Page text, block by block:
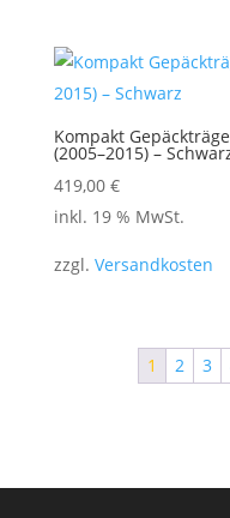
Kompakt
(2005–2015) –
419,00 €
inkl. 19 % MwSt.
zzgl. Versandkosten
1 2 3